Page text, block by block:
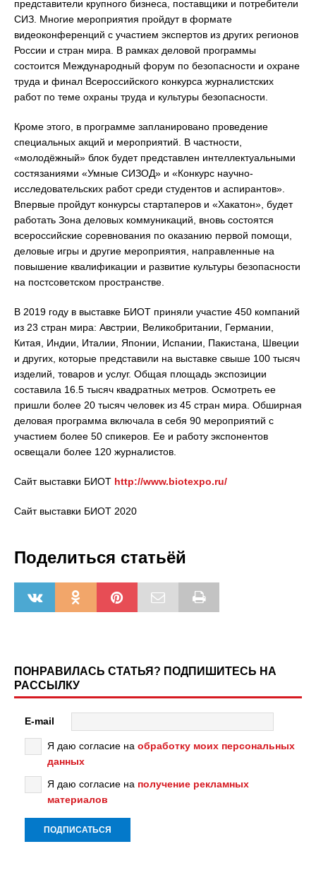
представители крупного бизнеса, поставщики и потребители
СИЗ. Многие мероприятия пройдут в формате
видеоконференций с участием экспертов из других регионов
России и стран мира. В рамках деловой программы
состоится Международный форум по безопасности и охране
труда и финал Всероссийского конкурса журналистских
работ по теме охраны труда и культуры безопасности.
Кроме этого, в программе запланировано проведение
специальных акций и мероприятий. В частности,
«молодёжный» блок будет представлен интеллектуальными
состязаниями «Умные СИЗОД» и «Конкурс научно-
исследовательских работ среди студентов и аспирантов».
Впервые пройдут конкурсы стартаперов и «Хакатон», будет
работать Зона деловых коммуникаций, вновь состоятся
всероссийские соревнования по оказанию первой помощи,
деловые игры и другие мероприятия, направленные на
повышение квалификации и развитие культуры безопасности
на постсоветском пространстве.
В 2019 году в выставке БИОТ приняли участие 450 компаний
из 23 стран мира: Австрии, Великобритании, Германии,
Китая, Индии, Италии, Японии, Испании, Пакистана, Швеции
и других, которые представили на выставке свыше 100 тысяч
изделий, товаров и услуг. Общая площадь экспозиции
составила 16.5 тысяч квадратных метров. Осмотреть ее
пришли более 20 тысяч человек из 45 стран мира. Обширная
деловая программа включала в себя 90 мероприятий с
участием более 50 спикеров. Ее и работу экспонентов
освещали более 120 журналистов.
Сайт выставки БИОТ http://www.biotexpo.ru/
Сайт выставки БИОТ 2020
Поделиться статьёй
ПОНРАВИЛАСЬ СТАТЬЯ? ПОДПИШИТЕСЬ НА
РАССЫЛКУ
E-mail
Я даю согласие на обработку моих персональных
данных
Я даю согласие на получение рекламных
материалов